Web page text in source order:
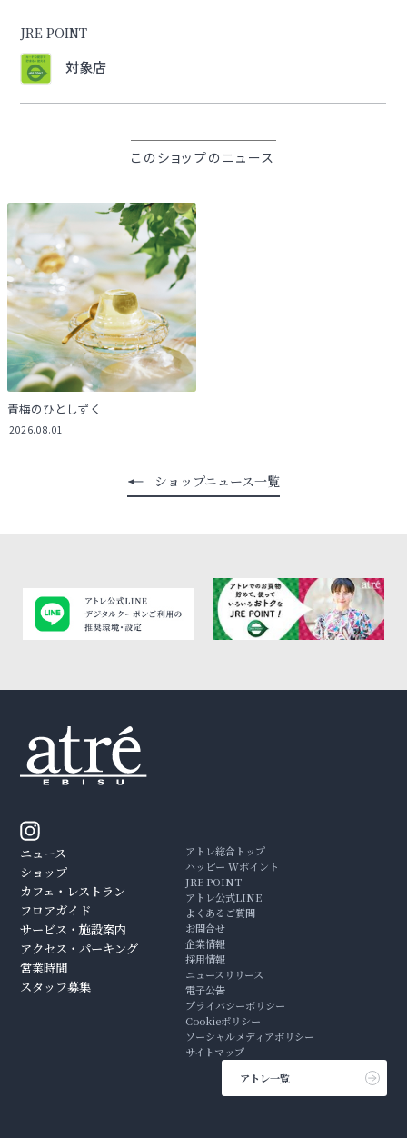
JRE POINT
対象店
このショップのニュース
青梅のひとしずく
2026.08.01
ショップニュース一覧
ニュース
ショップ
カフェ・レストラン
フロアガイド
サービス・施設案内
アクセス・パーキング
営業時間
スタッフ募集
アトレ総合トップ
ハッピー Wポイント
JRE POINT
アトレ公式LINE
よくあるご質問
お問合せ
企業情報
採用情報
ニュースリリース
電子公告
プライバシーポリシー
Cookieポリシー
ソーシャルメディアポリシー
サイトマップ
アトレ一覧